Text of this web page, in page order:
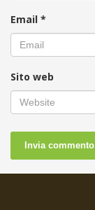
Email *
Sito web